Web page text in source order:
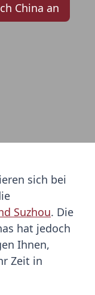
China an
sich bei
Suzhou. Die
hat jedoch
Ihnen,
Zeit in